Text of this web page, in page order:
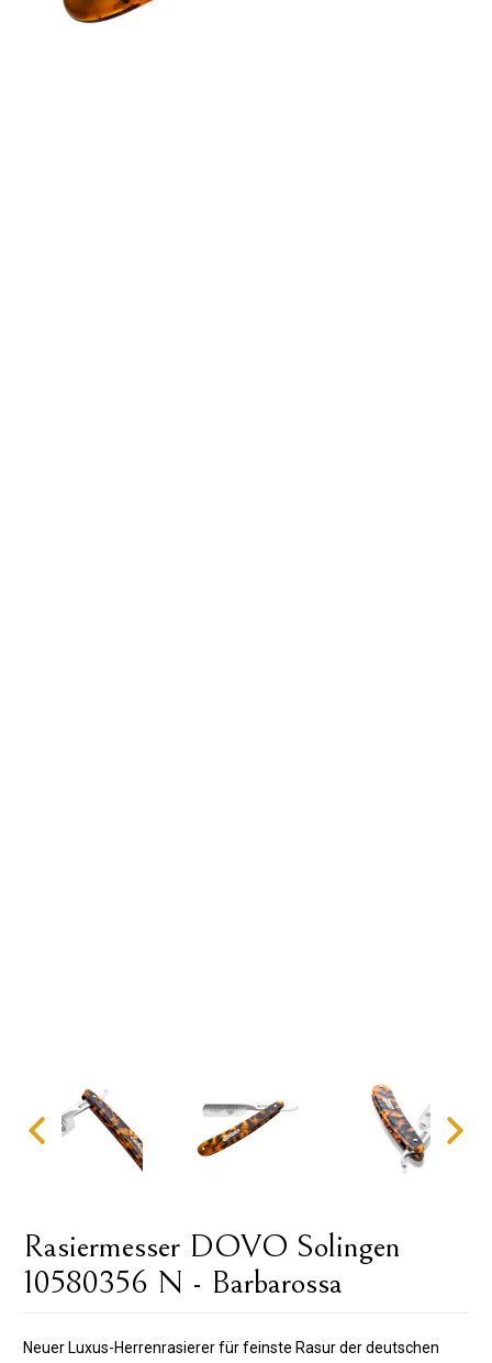
Rasiermesser DOVO Solingen
10580356 N - Barbarossa
Neuer Luxus-Herrenrasierer für feinste Rasur der deutschen